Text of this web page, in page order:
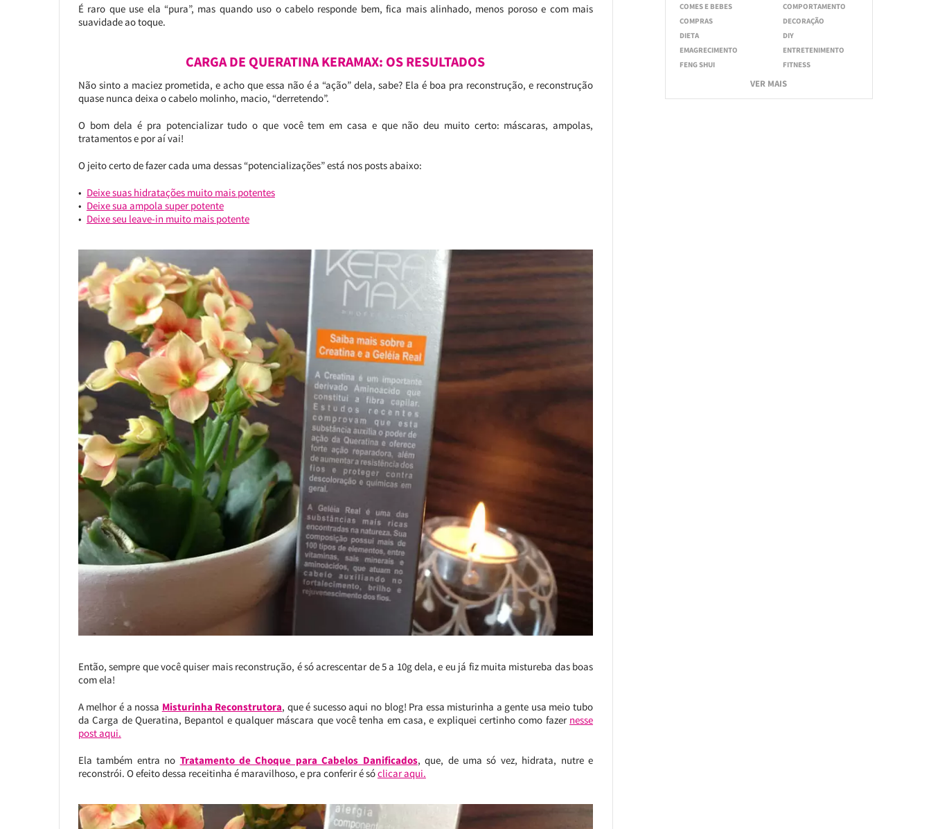
É raro que use ela “pura”, mas quando uso o cabelo responde bem, fica mais alinhado, menos poroso e com mais
suavidade ao toque.
CARGA DE QUERATINA KERAMAX: OS RESULTADOS
Não sinto a maciez prometida, e acho que essa não é a “ação” dela, sabe? Ela é boa pra reconstrução, e reconstrução
quase nunca deixa o cabelo molinho, macio, “derretendo”.
O bom dela é pra potencializar tudo o que você tem em casa e que não deu muito certo: máscaras, ampolas,
tratamentos e por aí vai!
O jeito certo de fazer cada uma dessas “potencializações” está nos posts abaixo:
Deixe suas hidratações muito mais potentes
Deixe sua ampola super potente
Deixe seu leave-in muito mais potente
Então, sempre que você quiser mais reconstrução, é só acrescentar de 5 a 10g dela, e eu já fiz muita mistureba das boas
com ela!
A melhor é a nossa Misturinha Reconstrutora, que é sucesso aqui no blog! Pra essa misturinha a gente usa meio tubo
da Carga de Queratina, Bepantol e qualquer máscara que você tenha em casa, e expliquei certinho como fazer nesse
post aqui.
Ela também entra no Tratamento de Choque para Cabelos Danificados, que, de uma só vez, hidrata, nutre e
reconstrói. O efeito dessa receitinha é maravilhoso, e pra conferir é sóclicar aqui.
COMES E BEBES
COMPORTAMENTO
COMPRAS
DECORAÇÃO
DIETA
DIY
EMAGRECIMENTO
ENTRETENIMENTO
FENG SHUI
FITNESS
VER MAIS